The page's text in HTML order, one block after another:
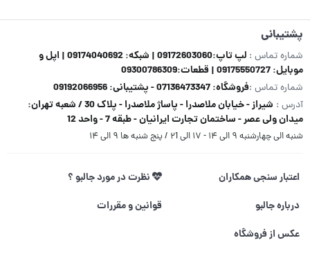
پشتیبانی
شماره تماس :
لپ تاپ:09172603060 | شبکه: 09174040692 | اپل و
موبایل: 09175550727 | قطعات:09300786309
شماره تماس :فروشگاه: 07136473347 - پشتیبانی: 09192066956
آدرس :
شیراز - خیابان ملاصدرا - پاساژ ملاصدرا - پلاک 30 / شعبه تهران:
میدان ولی عصر - ساختمان تجارت ایرانیان - طبقه 7 - واحد 12
شنبه الی چهارشنبه ۹ الی ۱۴ - ۱۷ الی ۲1 / پنج شنبه ها ۹ الی ۱۴
اعتبار سنجی همکاران
نظرت در مورد جالبو ؟
درباره جالبو
قوانین و مقررات
عکس از فروشگاه